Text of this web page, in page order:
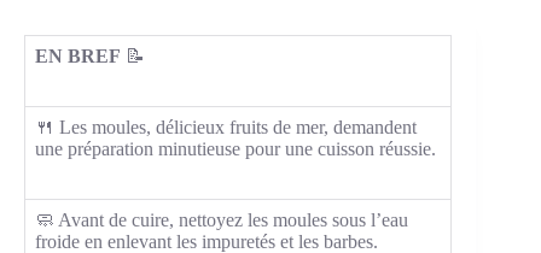
EN BREF 📝
🍴 Les moules, délicieux fruits de mer, demandent
une préparation minutieuse pour une cuisson réussie.
🧼 Avant de cuire, nettoyez les moules sous l’eau
froide en enlevant les impuretés et les barbes.